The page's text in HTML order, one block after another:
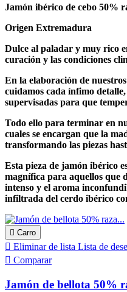
Jamón ibérico de cebo 50%
Origen Extremadura
Dulce al paladar y muy rico
curación y las condiciones
En la elaboración de
cuidamos cada ínfimo
supervisadas para que
Todo ello para terminar en
cuales se encargan que la
transformando las piezas
Esta pieza de jamón ibérico
magnífica para aquellos que
intenso y el aroma
infiltrada del cerdo ibérico
 Carro
 Eliminar de lista Lista de
 Comparar
Jamón de bellota 50%